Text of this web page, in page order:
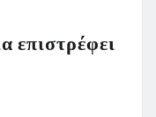
επιστρέφει